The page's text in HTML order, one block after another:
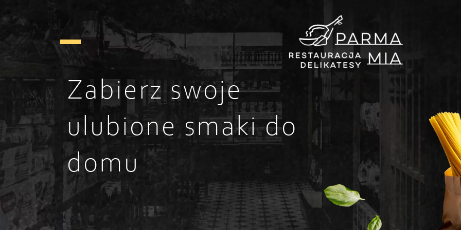
Zabierz swoje
ulubione smaki do
domu